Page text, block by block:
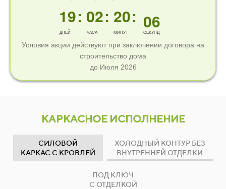
19:
ДНЕЙ
02
03
04
05
07
08
09
:
ЧАСА
20
21
22
23
26
27
:
МИНУТ
04
05
06
07
10
СЕКУНДЫ
Условия акции действуют при заключении договора на
строительство дома
до Июля 2026
КАРКАСНОЕ ИСПОЛНЕНИЕ
СИЛОВОЙ
КАРКАС С КРОВЛЕЙ
ХОЛОДНЫЙ КОНТУР БЕЗ
ВНУТРЕННЕЙ ОТДЕЛКИ
ПОД КЛЮЧ
С ОТДЕЛКОЙ